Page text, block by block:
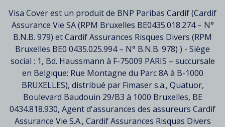
Texte
Visa Cover est un produit de BNP Paribas Cardif (Cardif
Assurance Vie SA (RPM Bruxelles BE0435.018.274 – N°
B.N.B. 979) et Cardif Assurances Risques Divers (RPM
Bruxelles BE0 0435.025.994 – N° B.N.B. 978) ) - Siège
social : 1, Bd. Haussmann à F-75009 PARIS – succursale
en Belgique: Rue Montagne du Parc 8A à B-1000
BRUXELLES), distribué par Fimaser s.a., Quatuor,
Boulevard Baudouin 29/B3 à 1000 Bruxelles, BE
0434.818.930, Agent d'assurances des assureurs Cardif
Assurance Vie S.A., Cardif Assurances Risquas Divers